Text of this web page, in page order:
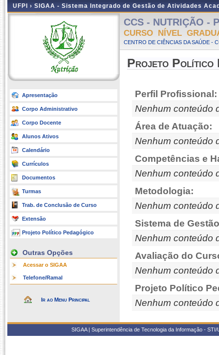
UFPI › SIGAA - Sistema Integrado de Gestão de Atividades
Apresentação
Corpo Administrativo
Corpo Docente
Alunos Ativos
Calendário
Currículos
Documentos
Turmas
Trab. de Conclusão de Curso
Extensão
Projeto Político Pedagógico
Outras Opções
Acessar o SIGAA
Telefone/Ramal
Ir ao Menu Principal
CCS - NUTRIÇÃO -
CURSO NÍVEL
CENTRO DE CIÊNCIAS DA SAÚDE -
Projeto Político
Perfil Profissional:
Nenhum conteúdo
Área de Atuação:
Nenhum conteúdo
Competências e
Nenhum conteúdo
Metodologia:
Nenhum conteúdo
Sistema de
Nenhum conteúdo
Avaliação do
Nenhum conteúdo
Projeto Político
Nenhum conteúdo
SIGAA | Superintendência de Tecnologia da Informação -